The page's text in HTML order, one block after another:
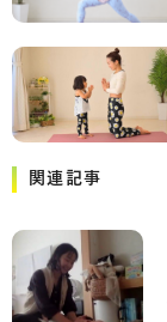
関連記事